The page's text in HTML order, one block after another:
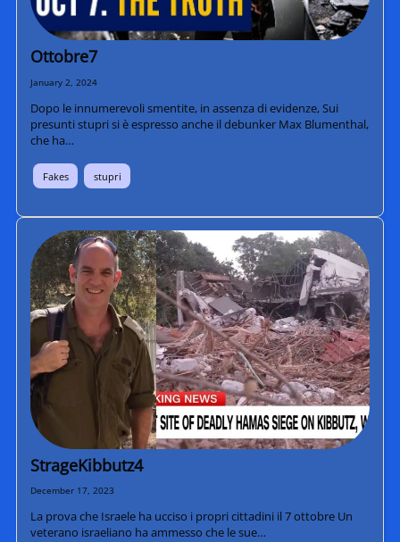
Ottobre7
January 2, 2024
Dopo le innumerevoli smentite, in assenza di evidenze, Sui
presunti stupri si è espresso anche il debunker Max Blumenthal,
che ha…
Fakes stupri
StrageKibbutz4
December 17, 2023
La prova che Israele ha ucciso i propri cittadini il 7 ottobre Un
veterano israeliano ha ammesso che le sue…